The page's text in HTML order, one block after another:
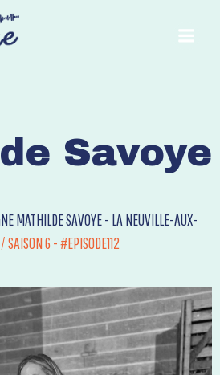
Savoye
MATHILDE SAVOYE - LA NEUVILLE-AUX-
/SAISON 6 - #EPISODE112